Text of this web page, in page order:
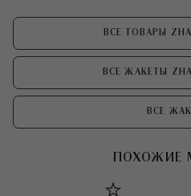
ВСЕ ТОВАРЫ
ВСЕ ЖАКЕТЫ
ВСЕ
ПОХОЖИЕ